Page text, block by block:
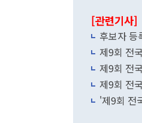
[관련기사]
후보자 등
제9회 전
제9회 전
제9회 전
'제9회 전